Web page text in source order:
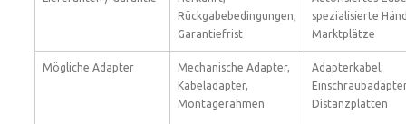
Rückgabebedingungen,
Garantiefrist
spezialisierte
Marktplätze
Mögliche Adapter
Mechanische Adapter,
Kabeladapter,
Montagerahmen
Adapterkabel,
Distanzplatten